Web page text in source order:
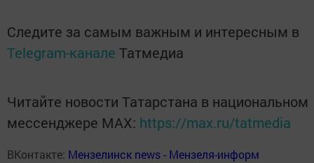
Следите за самым важным и интересным в
Telegram-канале Татмедиа
Читайте новости Татарстана в национальном
мессенджере MАХ: https://max.ru/tatmedia
ВКонтакте: Мензелинск news - Мензеля-информ